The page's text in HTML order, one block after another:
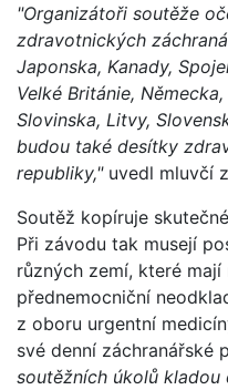
"Organizátoři soutěže
zdravotnických
Japonska, Kanady,
Velké Británie,
Slovinska, Litvy,
budou také desítky
republiky,"uvedl mluvčí
Soutěž kopíruje
Při závodu tak musejí
různých zemí, které
přednemocniční
z oboru urgentní
své denní záchranářské
soutěžních úkolů